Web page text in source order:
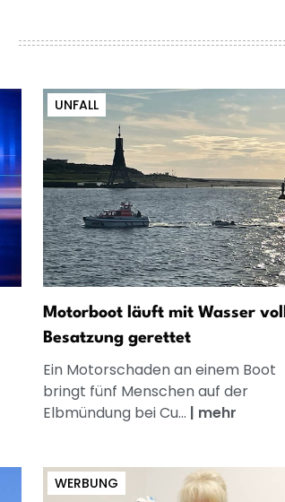
UNFALL
Motorboot läuft mit Wasser
Besatzung gerettet
Ein Motorschaden an einem Boot
bringt fünf Menschen auf der
Elbmündung bei Cu... | mehr
WERBUNG